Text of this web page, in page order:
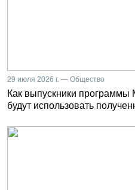
29 июля 2026 г. — Общество
Как выпускники программы
будут использовать